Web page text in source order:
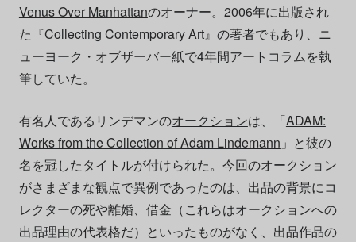
Venus Over Manhattanのオーナー。2006年に出版され
た『Collecting Contemporary Art』の著者でもあり、ニ
ューヨーク・オブザーバー紙で4年間アートコラムを執
筆していた。
有名人であるリンデマンのオークションは、「ADAM:
Works from the Collection of Adam Lindemann 」と彼の
名を冠したタイトルが付けられた。今回のオークション
がさまざまな観点で異例であったのは、出品の背景にコ
レクターの死や離婚、借金（これらはオークションへの
出品理由の代表格だ）といったものがなく、出品作品の